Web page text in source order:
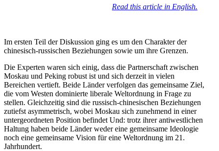
Read this article in English.
Im ersten Teil der Diskussion ging es um den Charakter der
chine­sisch-russi­schen Bezie­hungen sowie um ihre Grenzen.
Die Experten waren sich einig, dass die Partner­schaft zwischen
Moskau und Peking robust ist und sich derzeit in vielen
Bereichen vertieft. Beide Länder verfolgen das gemeinsame Ziel,
die vom Westen dominierte liberale Weltordnung in Frage zu
stellen. Gleich­zeitig sind die russisch-chine­si­schen Bezie­hungen
zutiefst asymme­trisch, wobei Moskau sich zunehmend in einer
unter­ge­ord­neten Position befindet Und: trotz ihrer antiwest­lichen
Haltung haben beide Länder weder eine gemeinsame Ideologie
noch eine gemeinsame Vision für eine Weltordnung im 21.
Jahrhundert.